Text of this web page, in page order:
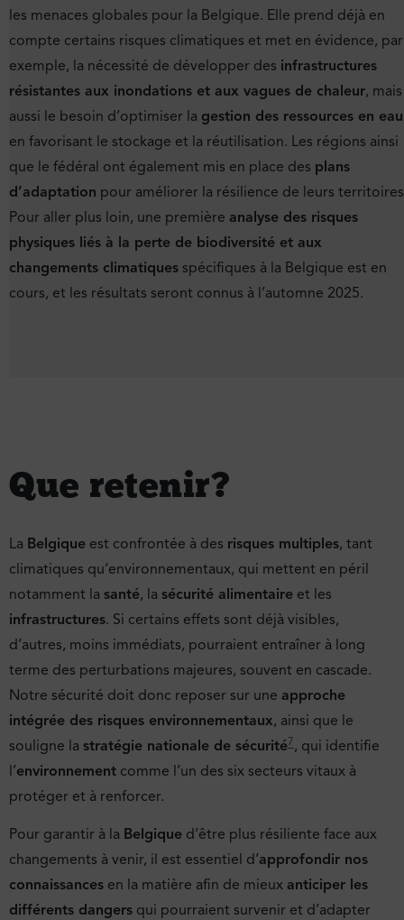
les menaces globales pour la Belgique. Elle prend déjà en
compte certains risques climatiques et met en évidence, par
exemple, la nécessité de développer des infrastructures
résistantes aux inondations et aux vagues de chaleur, mais
aussi le besoin d’optimiser la gestion des ressources en eau
en favorisant le stockage et la réutilisation. Les régions ainsi
que le fédéral ont également mis en place des plans
d’adaptation pour améliorer la résilience de leurs
Pour aller plus loin, une première analyse des risques
physiques liés à la perte de biodiversité et aux
changements climatiques spécifiques à la Belgique est en
cours, et les résultats seront connus à l’automne 2025.
Que retenir ?
La Belgique est confrontée à des risques multiples, tant
climatiques qu’environnementaux, qui mettent en péril
notamment la santé, la sécurité alimentaire et les
infrastructures. Si certains effets sont déjà visibles,
d’autres, moins immédiats, pourraient entraîner à long
terme des perturbations majeures, souvent en cascade.
Notre sécurité doit donc reposer sur une approche
intégrée des risques environnementaux, ainsi que le
souligne la stratégie nationale de sécurité7, qui identifie
l’environnement comme l’un des six secteurs vitaux à
protéger et à renforcer.
Pour garantir à la Belgique d’être plus résiliente face aux
changements à venir, il est essentiel d’approfondir nos
connaissances en la matière afin de mieux anticiper les
différents dangers qui pourraient survenir et d’adapter